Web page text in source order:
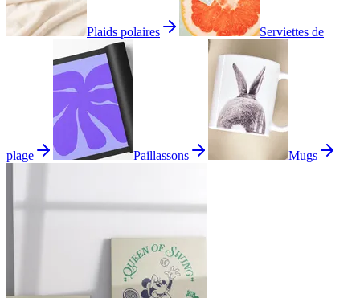
Plaids polaires Serviettes de
plage Paillassons Mugs